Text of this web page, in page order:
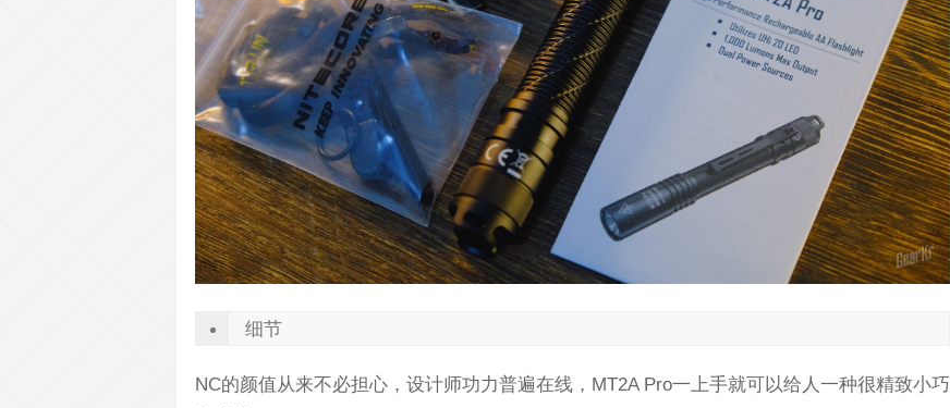
细节
NC的颜值从来不必担心，设计师功力普遍在线，MT2A Pro一上手就可以给人一种很精致小巧